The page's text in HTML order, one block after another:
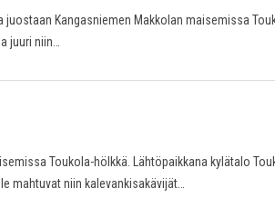
Kangasniemen Makkolan maisemissa
juuri niin…
Toukola-hölkkä. Lähtöpaikkana kylätalo
mahtuvat niin kalevankisakävijät…